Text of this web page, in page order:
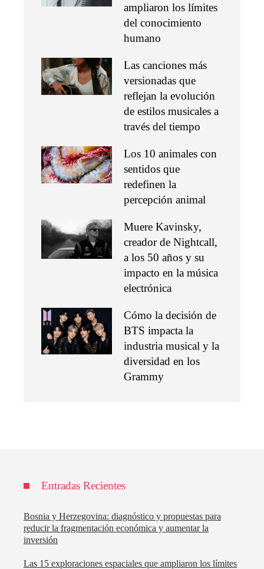
ampliaron los límites
del conocimiento
humano
Las canciones más
versionadas que
reflejan la evolución
de estilos musicales a
través del tiempo
Los 10 animales con
sentidos que
redefinen la
percepción animal
Muere Kavinsky,
creador de Nightcall,
a los 50 años y su
impacto en la música
electrónica
Cómo la decisión de
BTS impacta la
industria musical y la
diversidad en los
Grammy
Entradas Recientes
Bosnia y Herzegovina: diagnóstico y propuestas para
reducir la fragmentación económica y aumentar la
inversión
Las 15 exploraciones espaciales que ampliaron los límites